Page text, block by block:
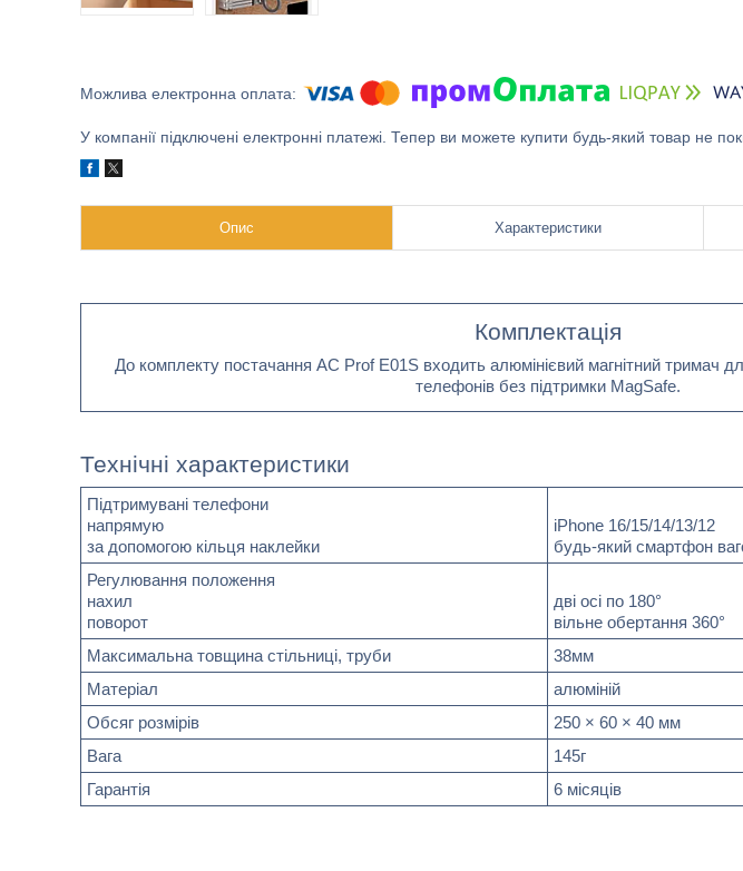
У компанії підключені електронні платежі. Тепер ви можете купити будь-який товар не
Опис Характеристики
Комплектація
До комплекту постачання AC Prof E01S входить алюмінієвий магнітний тримач
телефонів без підтримки MagSafe.
Технічні характеристики
Підтримувані телефони
напрямую
за допомогою кільця наклейки
iPhone 16/15/14/13/12
будь-який смартфон
Регулювання положення
нахил
поворот
дві осі по 180°
вільне обертання 360°
Максимальна товщина стільниці, труби
38мм
Матеріал
алюміній
Обсяг розмірів
250 × 60 × 40 мм
Вага
145г
Гарантія
6 місяців